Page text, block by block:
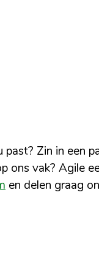
Zin in een
ons vak? Agile
en delen graag